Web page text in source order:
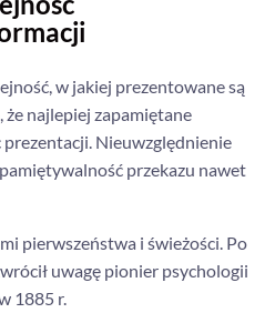
w jakiej prezentowane są
że najlepiej zapamiętane
Nieuwzględnienie
przekazu nawet
pierwszeństwa i świeżości. Po
uwagę pionier psychologii
1885 r.